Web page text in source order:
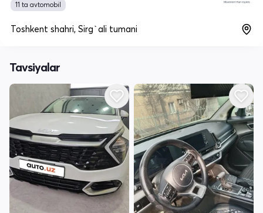
11 ta avtomobil
Toshkent shahri, Sirg`ali tumani
Tavsiyalar